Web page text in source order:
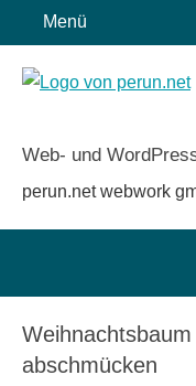
Inhalt
springen
Menü
Web- und
perun.net webwork
abschmücken